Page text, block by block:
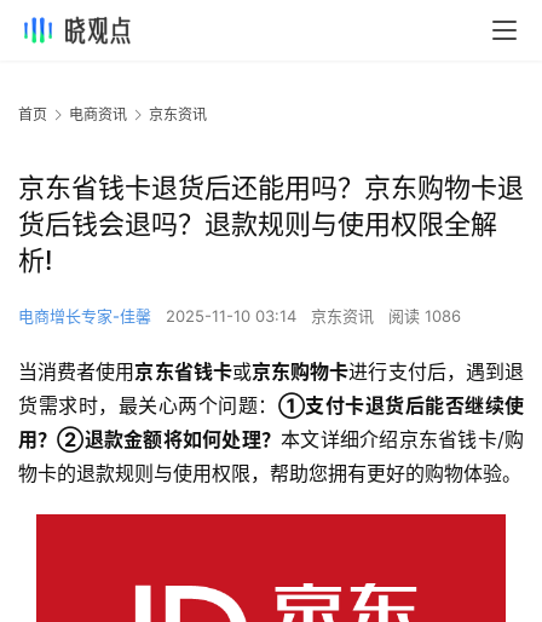
首页 电商资讯 京东资讯
京东省钱卡退货后还能用吗？京东购物卡退
货后钱会退吗？退款规则与使用权限全解
析!
电商增长专家-佳馨 2025-11-10 03:14 京东资讯 阅读 1086
当消费者使用 京东省钱卡或京东购物卡进行支付后，遇到退
货需求时，最关心两个问题： ①支付卡退货后能否继续使
用？②退款金额将如何处理？本文详细介绍京东省钱卡/购
物卡的退款规则与使用权限，帮助您拥有更好的购物体验。